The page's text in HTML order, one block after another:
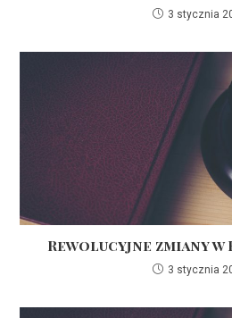
3 stycznia
Rewolucyjne zmiany
3 stycznia